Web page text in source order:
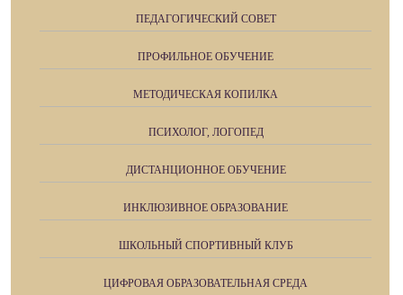
ПЕДАГОГИЧЕСКИЙ СОВЕТ
ПРОФИЛЬНОЕ ОБУЧЕНИЕ
МЕТОДИЧЕСКАЯ КОПИЛКА
ПСИХОЛОГ, ЛОГОПЕД
ДИСТАНЦИОННОЕ ОБУЧЕНИЕ
ИНКЛЮЗИВНОЕ ОБРАЗОВАНИЕ
ШКОЛЬНЫЙ СПОРТИВНЫЙ КЛУБ
ЦИФРОВАЯ ОБРАЗОВАТЕЛЬНАЯ СРЕДА